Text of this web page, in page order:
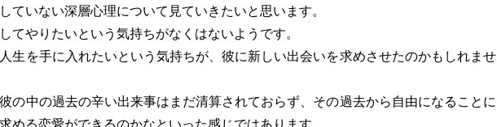
ていない深層心理について見ていきたいと思います。
てやりたいという気持ちがなくはないようです。
生を手に入れたいという気持ちが、彼に新しい出会いを求めさせたのかもしれませ
の中の過去の辛い出来事はまだ清算されておらず、その過去から自由になることに
める恋愛ができるのかなといった感じではあります。